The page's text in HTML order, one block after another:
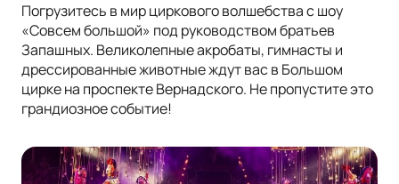
Погрузитесь в мир циркового волшебства с шоу
«Совсем большой» под руководством братьев
Запашных. Великолепные акробаты, гимнасты и
дрессированные животные ждут вас в Большом
цирке на проспекте Вернадского. Не пропустите это
грандиозное событие!